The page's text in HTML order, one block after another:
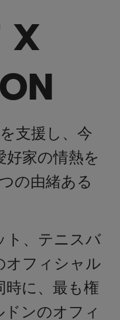
X
支援し、今
家の情熱を
の由緒ある
ト、テニスバ
オフィシャル
に、最も権
ンのオフィ